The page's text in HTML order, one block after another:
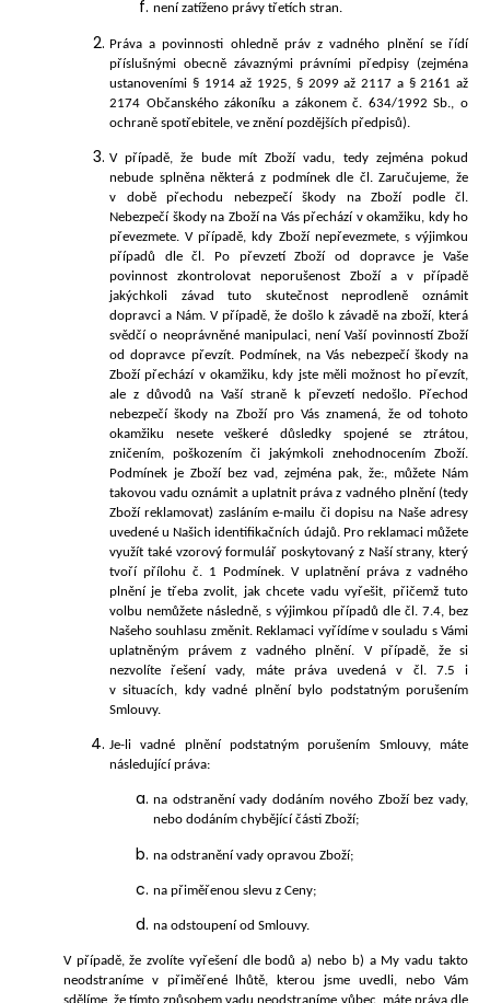
není zatíženo právy třetích stran.
Práva a povinnosti ohledně práv z vadného plnění se řídí
příslušnými obecně závaznými právními předpisy (zejména
ustanoveními § 1914 až 1925, § 2099 až 2117 a § 2161 až
2174 Občanského zákoníku a zákonem č. 634/1992 Sb., o
ochraně spotřebitele, ve znění pozdějších předpisů).
V případě, že bude mít Zboží vadu, tedy zejména pokud
nebude splněna některá z podmínek dle čl.Zaručujeme, že
v době přechodu nebezpečí škody na Zboží podle čl.
Nebezpečí škody na Zboží na Vás přechází v okamžiku, kdy ho
převezmete. V případě, kdy Zboží nepřevezmete, s výjimkou
případů dle čl. Po převzetí Zboží od dopravce je Vaše
povinnost zkontrolovat neporušenost Zboží a v případě
jakýchkoli závad tuto skutečnost neprodleně oznámit
dopravci a Nám. V případě, že došlo k závadě na zboží, která
svědčí o neoprávněné manipulaci, není Vaší povinností Zboží
od dopravce převzít. Podmínek, na Vás nebezpečí škody na
Zboží přechází v okamžiku, kdy jste měli možnost ho převzít,
ale z důvodů na Vaší straně k převzetí nedošlo. Přechod
nebezpečí škody na Zboží pro Vás znamená, že od tohoto
okamžiku nesete veškeré důsledky spojené se ztrátou,
zničením, poškozením či jakýmkoli znehodnocením Zboží.
Podmínek je Zboží bez vad, zejména pak, že:, můžete Nám
takovou vadu oznámit a uplatnit práva z vadného plnění (tedy
Zboží reklamovat) zasláním e-mailu či dopisu na Naše adresy
uvedené u Našich identifikačních údajů. Pro reklamaci můžete
využít také vzorový formulář poskytovaný z Naší strany, který
tvoří přílohu č. 1 Podmínek. V uplatnění práva z vadného
plnění je třeba zvolit, jak chcete vadu vyřešit, přičemž tuto
volbu nemůžete následně, s výjimkou případů dle čl. 7.4, bez
Našeho souhlasu změnit. Reklamaci vyřídíme v souladu s Vámi
uplatněným právem z vadného plnění. V případě, že si
nezvolíte řešení vady, máte práva uvedená v čl. 7.5 i
v situacích, kdy vadné plnění bylo podstatným porušením
Smlouvy.
Je-li vadné plnění podstatným porušením Smlouvy, máte
následující práva:
na odstranění vady dodáním nového Zboží bez vady,
nebo dodáním chybějící části Zboží;
na odstranění vady opravou Zboží;
na přiměřenou slevu z Ceny;
na odstoupení od Smlouvy.
V případě, že zvolíte vyřešení dle bodů a) nebo b) a My vadu takto
neodstraníme v přiměřené lhůtě, kterou jsme uvedli, nebo Vám